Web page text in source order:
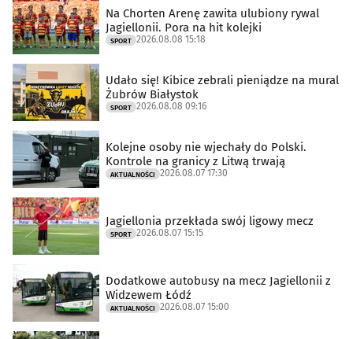
Na Chorten Arenę zawita ulubiony rywal
Jagiellonii. Pora na hit kolejki
SPORT 2026.08.08 15:18
Udało się! Kibice zebrali pieniądze na mural
Żubrów Białystok
SPORT 2026.08.08 09:16
Kolejne osoby nie wjechały do Polski.
Kontrole na granicy z Litwą trwają
AKTUALNOŚCI 2026.08.07 17:30
Jagiellonia przekłada swój ligowy mecz
SPORT 2026.08.07 15:15
Dodatkowe autobusy na mecz Jagiellonii z
Widzewem Łódź
AKTUALNOŚCI 2026.08.07 15:00